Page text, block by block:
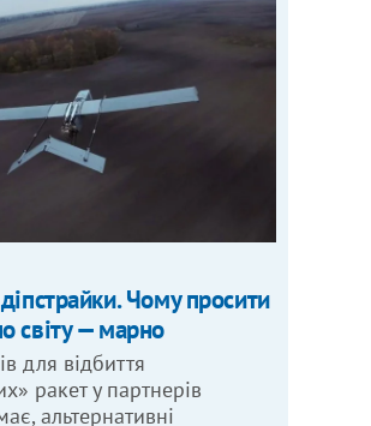
Чому просити
світу — марно
для відбиття
ракет у партнерів
альтернативні